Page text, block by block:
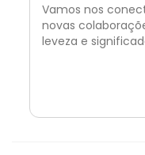
Vamos nos
novas
leveza e